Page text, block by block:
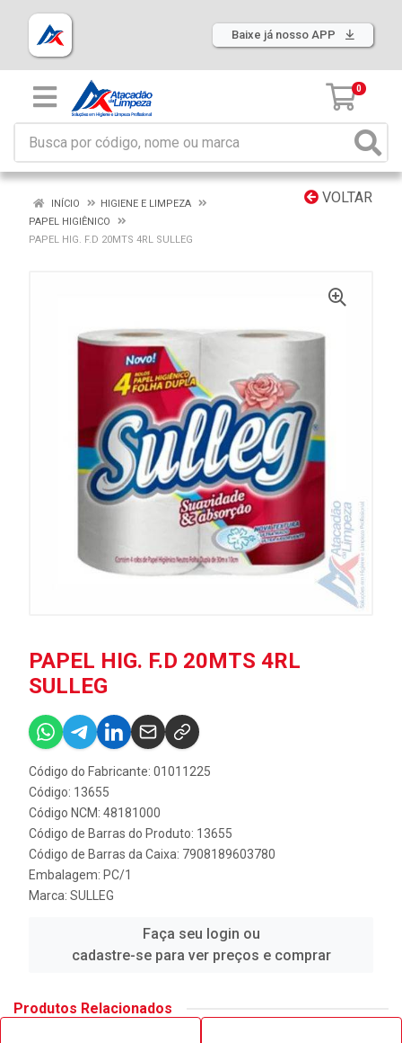
Baixe já nosso APP
0
VOLTAR
INÍCIO
HIGIENE E LIMPEZA
PAPEL HIGIÊNICO
PAPEL HIG. F.D 20MTS 4RL SULLEG
PAPEL HIG. F.D 20MTS 4RL
SULLEG
Código do Fabricante: 01011225
Código: 13655
Código NCM: 48181000
Código de Barras do Produto: 13655
Código de Barras da Caixa: 7908189603780
Embalagem: PC/1
Marca: SULLEG
Faça seu login ou
cadastre-se para ver preços e comprar
Produtos Relacionados